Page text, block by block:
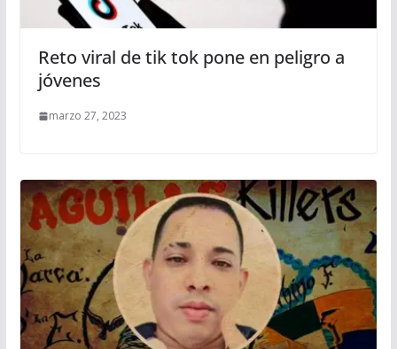
Reto viral de tik tok pone en peligro a
jóvenes
marzo 27, 2023